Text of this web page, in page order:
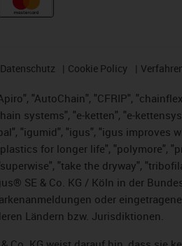
Datenschutz Cookie Policy
"AutoChain", "CFRIP",
systems", "e-ketten", "e-
"igumid", "igus", "igus improves
for longer life", "polymore",
"take the dryway",
SE & Co. KG / Köln in der
oder
Ländern bzw. Jurisdiktionen.